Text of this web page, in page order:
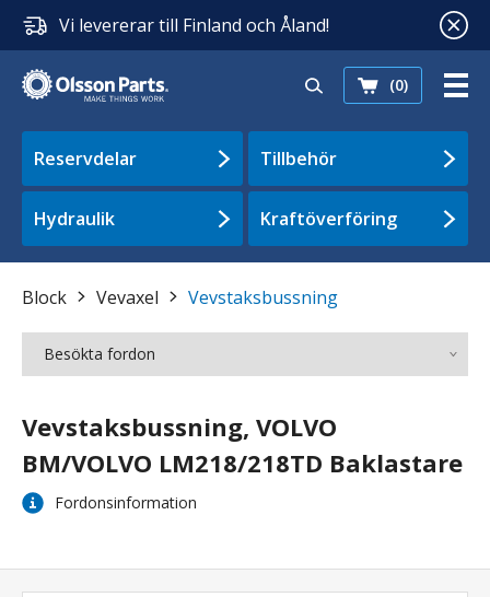
Vi levererar till Finland och Åland!
(0)
Reservdelar Tillbehör
Hydraulik Kraftöverföring
Block Vevaxel Vevstaksbussning
Besökta fordon
Vevstaksbussning, VOLVO
BM/VOLVO LM218/218TD Baklastare
Fordonsinformation